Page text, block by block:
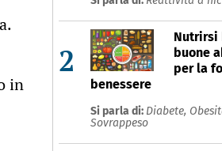
in
2
Nutrirsi
buone
per la
benessere
Si parla di: Diabete,
Sovrappeso